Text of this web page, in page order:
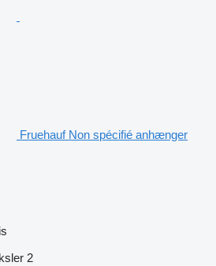
Fruehauf Non spécifié anhænger
2